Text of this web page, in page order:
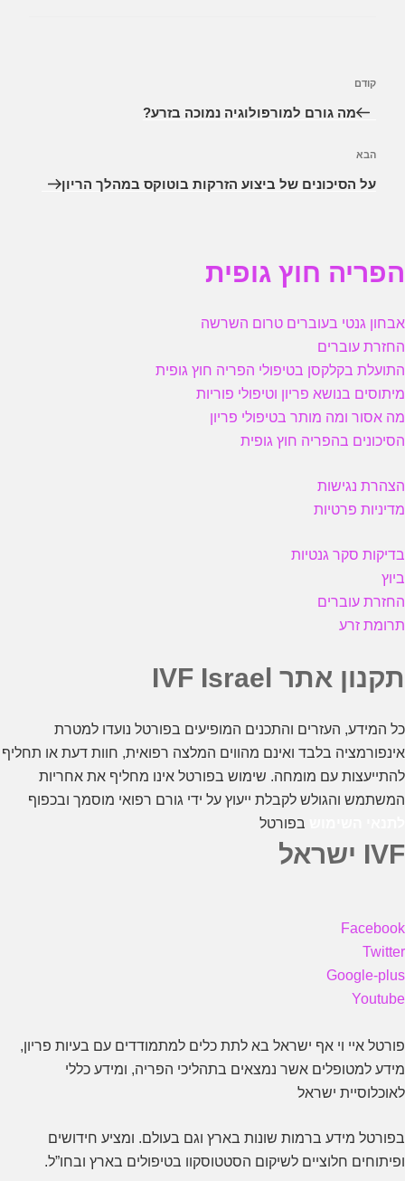
ניווט
הפוסט
הקודם
קודם
מה גורם למורפולוגיה נמוכה בזרע?
הפוסט
הבא
הבא
על הסיכונים של ביצוע הזרקות בוטוקס במהלך הריון
הפריה חוץ גופית
אבחון גנטי בעוברים טרום השרשה
החזרת עוברים
התועלת בקלקסן בטיפולי הפריה חוץ גופית
מיתוסים בנושא פריון וטיפולי פוריות
מה אסור ומה מותר בטיפולי פריון
הסיכונים בהפריה חוץ גופית
הצהרת נגישות
מדיניות פרטיות
בדיקות סקר גנטיות
ביוץ
החזרת עוברים
תרומת זרע
תקנון אתר IVF Israel
כל המידע, העזרים והתכנים המופיעים בפורטל נועדו למטרת
אינפורמציה בלבד ואינם מהווים המלצה רפואית, חוות דעת או תחליף
להתייעצות עם מומחה. שימוש בפורטל אינו מחליף את אחריות
המשתמש והגולש לקבלת ייעוץ על ידי גורם רפואי מוסמך ובכפוף
בפורטל
IVF ישראל
Facebook
Twitter
Google-plus
Youtube
פורטל איי וי אף ישראל בא לתת כלים למתמודדים עם בעיות פריון,
מידע למטופלים אשר נמצאים בתהליכי הפריה, ומידע כללי
לאוכלוסיית ישראל
בפורטל מידע ברמות שונות בארץ וגם בעולם. ומציע חידושים
ופיתוחים חלוציים לשיקום הסטטוסקוו בטיפולים בארץ ובחו”ל.